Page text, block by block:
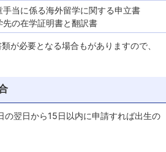
手当に係る海外留学に関する申立書
先の在学証明書と翻訳書
が必要となる場合もがありますので、
翌日から15日以内に申請すれば出生の